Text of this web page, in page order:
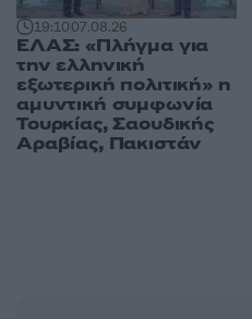
19:1007.08.26
ΕΛΑΣ: «Πλήγμα για
την ελληνική
εξωτερική πολιτική» η
αμυντική συμφωνία
Τουρκίας, Σαουδικής
Αραβίας, Πακιστάν